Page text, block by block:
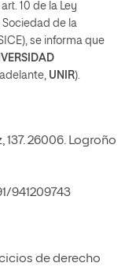
10 de la Ley
Sociedad de la
se informa que
UNIR).
26006. Logroño
941209743
de derecho